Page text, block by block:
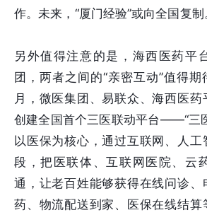
作。未来，“厦门经验”或向全国复制
另外值得注意的是，海西医药平
团，两者之间的“亲密互动”值得期
月，微医集团、易联众、海西医
创建全国首个三医联动平台——“三
以医保为核心，通过互联网、人工
段，把医联体、互联网医院、云
通，让老百姓能够获得在线问诊、
药、物流配送到家、医保在线结算